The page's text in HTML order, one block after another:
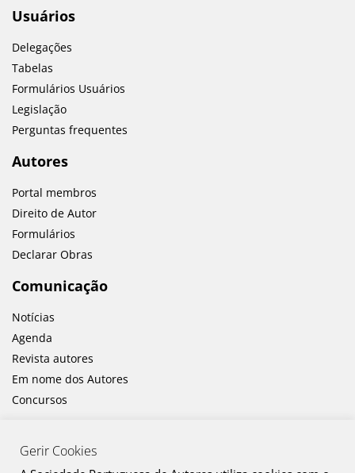
Usuários
Delegações
Tabelas
Formulários Usuários
Legislação
Perguntas frequentes
Autores
Portal membros
Direito de Autor
Formulários
Declarar Obras
Comunicação
Notícias
Agenda
Revista autores
Em nome dos Autores
Concursos
Gerir Cookies